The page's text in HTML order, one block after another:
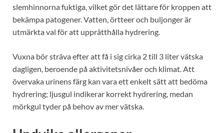
slemhinnorna fuktiga, vilket gör det lättare för kroppen att
bekämpa patogener. Vatten, örtteer och buljonger är
utmärkta val för att upprätthålla hydrering.
Vuxna bör sträva efter att få i sig cirka 2 till 3 liter vätska
dagligen, beroende på aktivitetsnivåer och klimat. Att
övervaka urinens färg kan vara ett enkelt sätt att bedöma
hydrering; ljusgul indikerar korrekt hydrering, medan
mörkgul tyder på behov av mer vätska.